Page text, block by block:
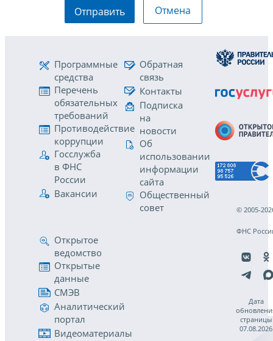
Отправить Отмена
Программные
средства
Перечень
обязательных
требований
Противодействие
коррупции
Госслужба
в ФНС
России
Вакансии
Обратная
связь
Контакты
Подписка
на
новости
Об
использовании
информации
сайта
Общественный
совет
Открытое
ведомство
Открытые
данные
СМЭВ
Аналитический
портал
Видеоматериалы
© 2005-
ФНС
Дата
страницы
07.08.2026